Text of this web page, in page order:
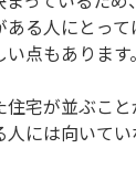
る人にとっ
点もあります。
住宅が並ぶこ
には向いて